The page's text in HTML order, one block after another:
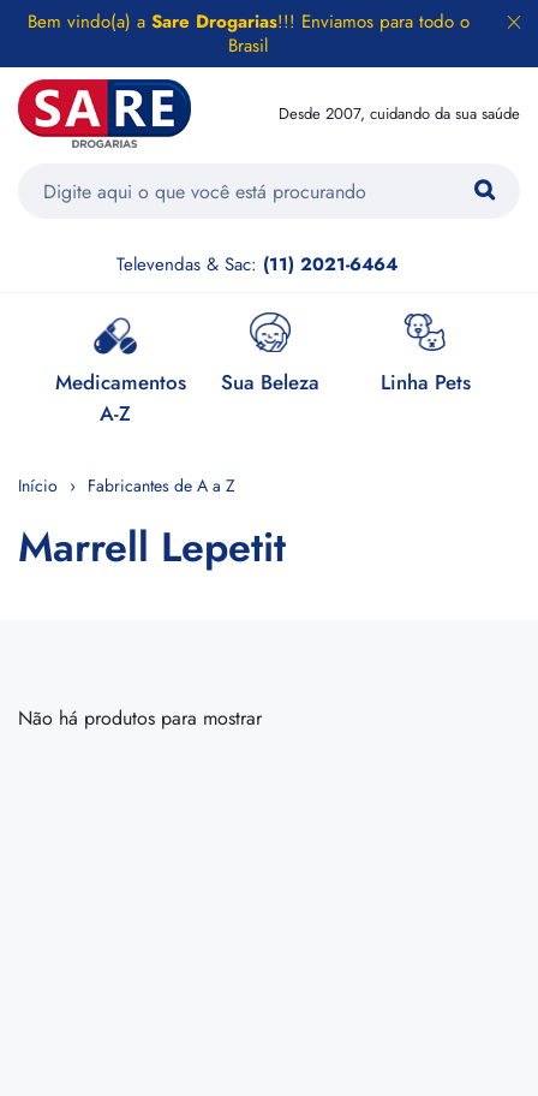
Bem vindo(a) a Sare Drogarias!!! Enviamos para todo o
Brasil
Desde 2007, cuidando da sua saúde
Televendas & Sac: (11) 2021-6464
Medicamentos
A-Z
Sua Beleza Linha Pets
Início Fabricantes de A a Z
Marrell Lepetit
Não há produtos para mostrar